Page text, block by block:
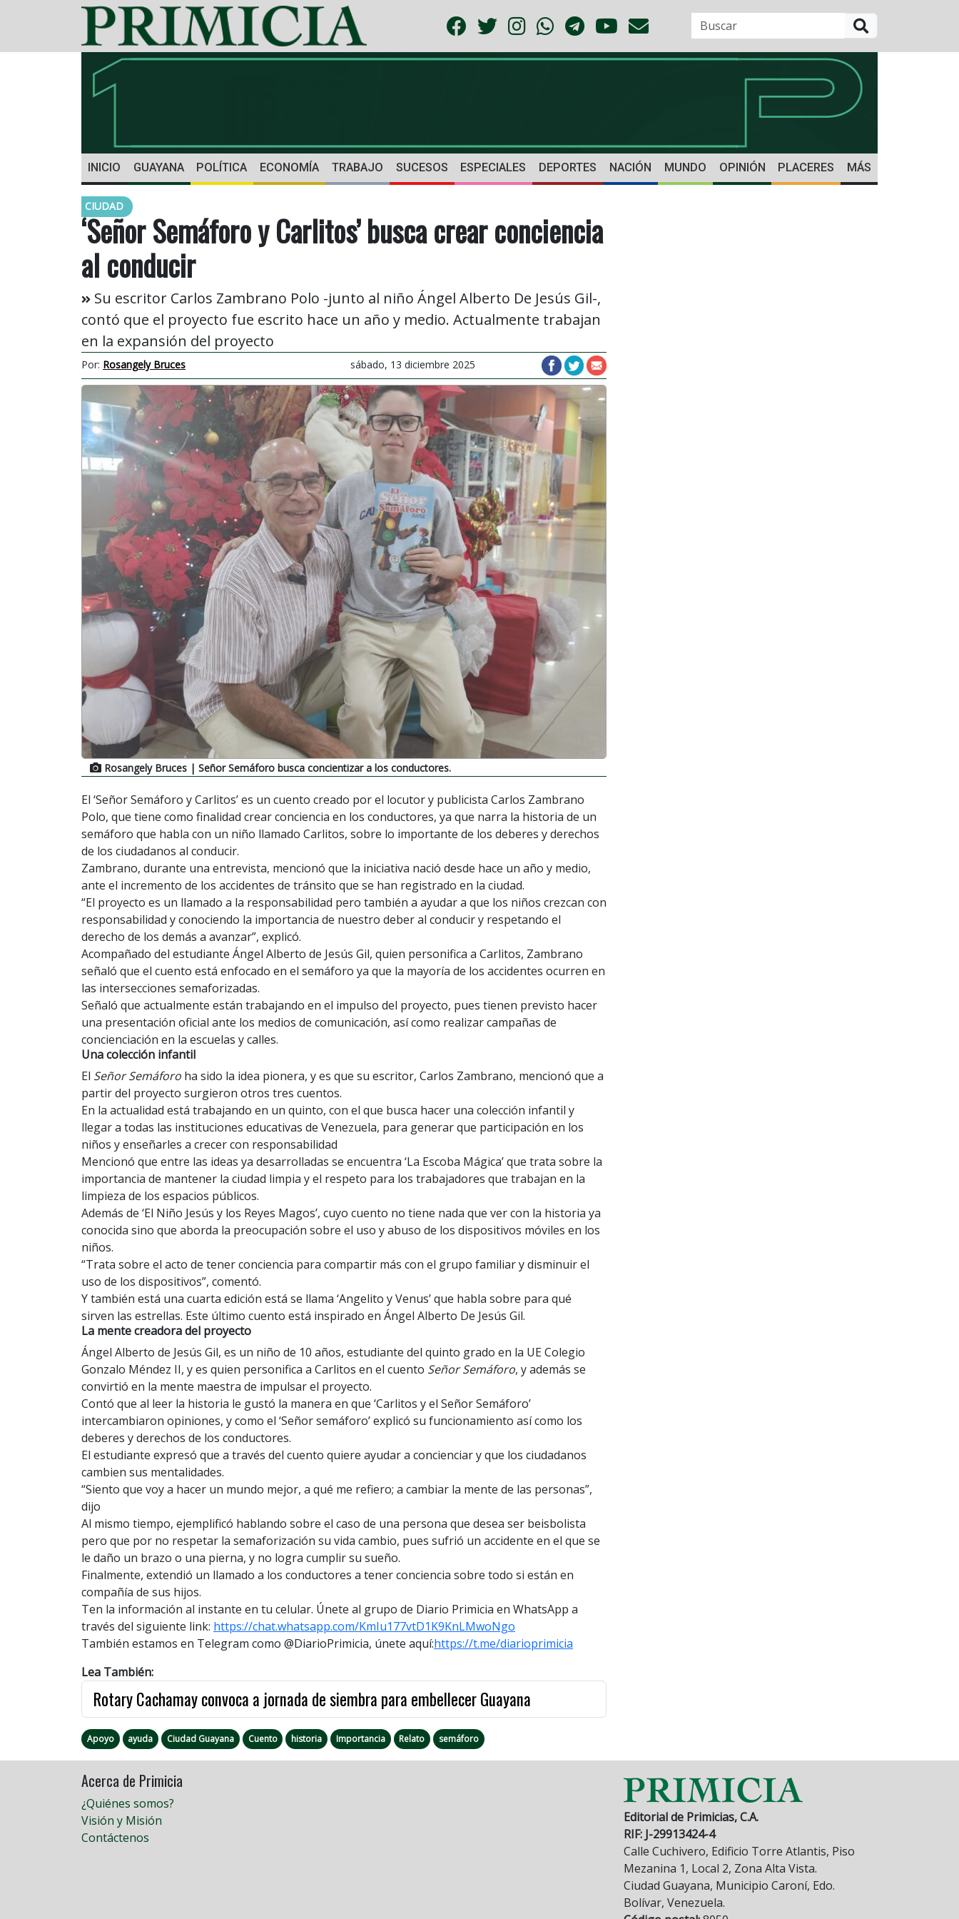
INICIO GUAYANA POLÍTICA ECONOMÍA TRABAJO SUCESOS ESPECIALES DEPORTES NACIÓN MUNDO OPINIÓN PLACERES MÁS
CIUDAD
‘Señor Semáforo y Carlitos’ busca crear conciencia
al conducir
Su escritor Carlos Zambrano Polo -junto al niño Ángel Alberto De Jesús Gil-,
contó que el proyecto fue escrito hace un año y medio. Actualmente trabajan
en la expansión del proyecto
Por: Rosangely Bruces sábado, 13 diciembre 2025
Rosangely Bruces | Señor Semáforo busca concientizar a los conductores.
El ‘Señor Semáforo y Carlitos’ es un cuento creado por el locutor y publicista Carlos Zambrano
Polo, que tiene como finalidad crear conciencia en los conductores, ya que narra la historia de un
semáforo que habla con un niño llamado Carlitos, sobre lo importante de los deberes y derechos
de los ciudadanos al conducir.
Zambrano, durante una entrevista, mencionó que la iniciativa nació desde hace un año y medio,
ante el incremento de los accidentes de tránsito que se han registrado en la ciudad.
“El proyecto es un llamado a la responsabilidad pero también a ayudar a que los niños crezcan con
responsabilidad y conociendo la importancia de nuestro deber al conducir y respetando el
derecho de los demás a avanzar”, explicó.
Acompañado del estudiante Ángel Alberto de Jesús Gil, quien personifica a Carlitos, Zambrano
señaló que el cuento está enfocado en el semáforo ya que la mayoría de los accidentes ocurren en
las intersecciones semaforizadas.
Señaló que actualmente están trabajando en el impulso del proyecto, pues tienen previsto hacer
una presentación oficial ante los medios de comunicación, así como realizar campañas de
concienciación en la escuelas y calles.
Una colección infantil
El Señor Semáforo ha sido la idea pionera, y es que su escritor, Carlos Zambrano, mencionó que a
partir del proyecto surgieron otros tres cuentos.
En la actualidad está trabajando en un quinto, con el que busca hacer una colección infantil y
llegar a todas las instituciones educativas de Venezuela, para generar que participación en los
niños y enseñarles a crecer con responsabilidad
Mencionó que entre las ideas ya desarrolladas se encuentra ‘La Escoba Mágica’ que trata sobre la
importancia de mantener la ciudad limpia y el respeto para los trabajadores que trabajan en la
limpieza de los espacios públicos.
Además de ‘El Niño Jesús y los Reyes Magos’, cuyo cuento no tiene nada que ver con la historia ya
conocida sino que aborda la preocupación sobre el uso y abuso de los dispositivos móviles en los
niños.
“Trata sobre el acto de tener conciencia para compartir más con el grupo familiar y disminuir el
uso de los dispositivos”, comentó.
Y también está una cuarta edición está se llama ‘Angelito y Venus’ que habla sobre para qué
sirven las estrellas. Este último cuento está inspirado en Ángel Alberto De Jesús Gil.
La mente creadora del proyecto
Ángel Alberto de Jesús Gil, es un niño de 10 años, estudiante del quinto grado en la UE Colegio
Gonzalo Méndez II, y es quien personifica a Carlitos en el cuento Señor Semáforo, y además se
convirtió en la mente maestra de impulsar el proyecto.
Contó que al leer la historia le gustó la manera en que ‘Carlitos y el Señor Semáforo’
intercambiaron opiniones, y como el ‘Señor semáforo’ explicó su funcionamiento así como los
deberes y derechos de los conductores.
El estudiante expresó que a través del cuento quiere ayudar a concienciar y que los ciudadanos
cambien sus mentalidades.
“Siento que voy a hacer un mundo mejor, a qué me refiero; a cambiar la mente de las personas”,
dijo
Al mismo tiempo, ejemplificó hablando sobre el caso de una persona que desea ser beisbolista
pero que por no respetar la semaforización su vida cambio, pues sufrió un accidente en el que se
le daño un brazo o una pierna, y no logra cumplir su sueño.
Finalmente, extendió un llamado a los conductores a tener conciencia sobre todo si están en
compañía de sus hijos.
Ten la información al instante en tu celular. Únete al grupo de Diario Primicia en WhatsApp a
través del siguiente link: https://chat.whatsapp.com/KmIu177vtD1K9KnLMwoNgo
También estamos en Telegram como @DiarioPrimicia, únete aquí:https://t.me/diarioprimicia
Lea También:
Rotary Cachamay convoca a jornada de siembra para embellecer Guayana
Apoyo ayuda Ciudad Guayana Cuento historia Importancia Relato semáforo
Acerca de Primicia
¿Quiénes somos?
Visión y Misión
Contáctenos
Editorial de Primicias, C.A.
RIF: J-29913424-4
Calle Cuchivero, Edificio Torre Atlantis, Piso
Mezanina 1, Local 2, Zona Alta Vista.
Ciudad Guayana, Municipio Caroní, Edo.
Bolívar, Venezuela.